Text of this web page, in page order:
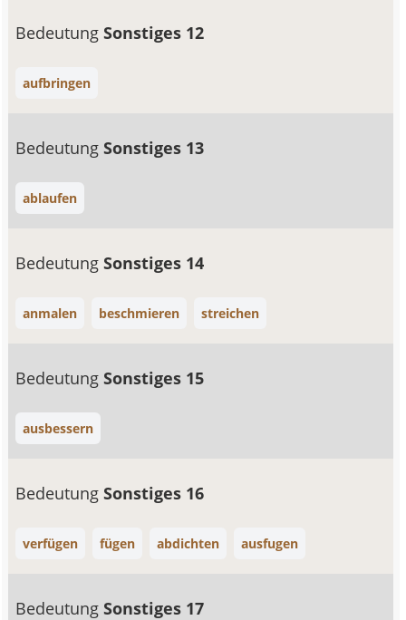
BedeutungSonstiges 12
aufbringen
BedeutungSonstiges 13
ablaufen
BedeutungSonstiges 14
anmalen beschmieren streichen
BedeutungSonstiges 15
ausbessern
BedeutungSonstiges 16
verfügen fügen abdichten ausfugen
BedeutungSonstiges 17